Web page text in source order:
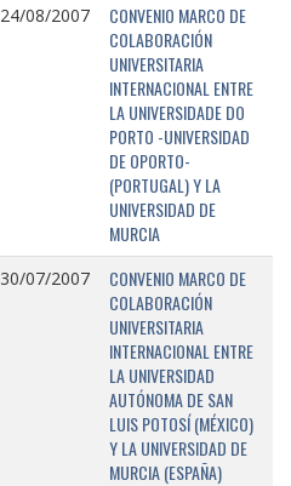
24/08/2007
CONVENIO MARCO DE
COLABORACIÓN
UNIVERSITARIA
INTERNACIONAL ENTRE
LA UNIVERSIDADE DO
PORTO -UNIVERSIDAD
DE OPORTO-
(PORTUGAL) Y LA
UNIVERSIDAD DE
MURCIA
30/07/2007
CONVENIO MARCO DE
COLABORACIÓN
UNIVERSITARIA
INTERNACIONAL ENTRE
LA UNIVERSIDAD
AUTÓNOMA DE SAN
LUIS POTOSÍ (MÉXICO)
Y LA UNIVERSIDAD DE
MURCIA (ESPAÑA)